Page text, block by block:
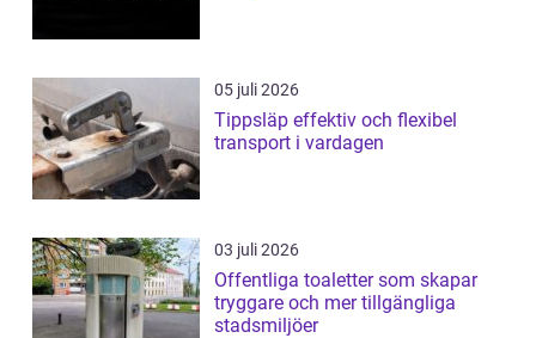
05 juli 2026
Tippsläp effektiv och flexibel
transport i vardagen
03 juli 2026
Offentliga toaletter som skapar
tryggare och mer tillgängliga
stadsmiljöer